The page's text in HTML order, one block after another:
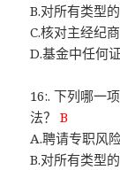
B.对所有类型
C.核对主经纪
D.基金中任何
16:. 下列哪一
法？B
A.聘请专职风
B.对所有类型